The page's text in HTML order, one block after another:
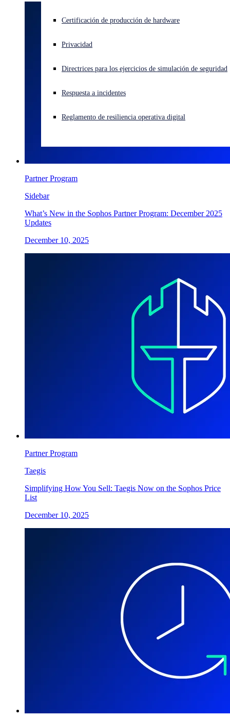
¿Está sufriendo un ciberataque? Obtenga ayuda ahora mismo
Open language switcher
Certificación de producción de hardware
Privacidad
Directrices para los ejercicios de simulación de seguridad
Respuesta a incidentes
Reglamento de resiliencia operativa digital
Partner Program
Sidebar
What’s New in the Sophos Partner Program: December 2025
Updates
December 10, 2025
Partner Program
Taegis
Simplifying How You Sell: Taegis Now on the Sophos Price
List
December 10, 2025